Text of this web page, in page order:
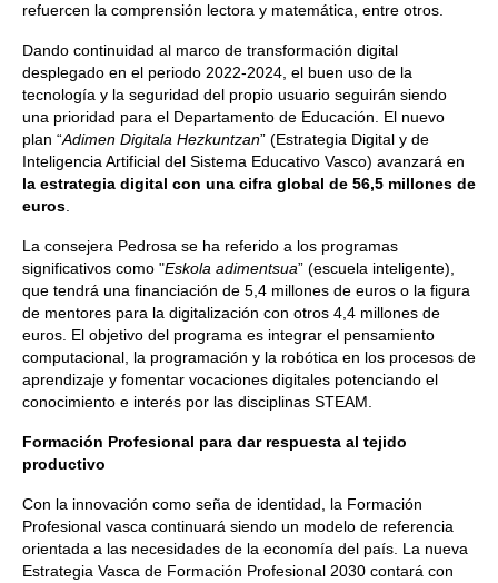
refuercen la comprensión lectora y matemática, entre otros.
Dando continuidad al marco de transformación digital
desplegado en el periodo 2022-2024, el buen uso de la
tecnología y la seguridad del propio usuario seguirán siendo
una prioridad para el Departamento de Educación. El nuevo
plan “Adimen Digitala Hezkuntzan” (Estrategia Digital y de
Inteligencia Artificial del Sistema Educativo Vasco) avanzará en
la estrategia digital con una cifra global de 56,5 millones de
euros
La consejera Pedrosa se ha referido a los programas
significativos como "Eskola adimentsua” (escuela inteligente),
que tendrá una financiación de 5,4 millones de euros o la figura
de mentores para la digitalización con otros 4,4 millones de
euros. El objetivo del programa es integrar el pensamiento
computacional, la programación y la robótica en los procesos de
aprendizaje y fomentar vocaciones digitales potenciando el
conocimiento e interés por las disciplinas STEAM.
Formación Profesional para dar respuesta al tejido
productivo
Con la innovación como seña de identidad, la Formación
Profesional vasca continuará siendo un modelo de referencia
orientada a las necesidades de la economía del país. La nueva
Estrategia Vasca de Formación Profesional 2030 contará con